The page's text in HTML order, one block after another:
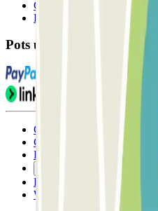
Contacta'ns
FAQ
Pots utilitzar aquests
Condicions d'ús i contratació
Condicions de cancel-lació
Política de cookies
Gestiona les galetes
Política de privacitat
Whistleblowing